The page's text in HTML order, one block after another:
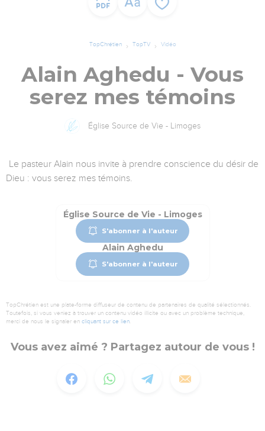
TopChrétien TopTV Vidéo
Alain Aghedu - Vous
serez mes témoins
Église Source de Vie - Limoges
Le pasteur Alain nous invite à prendre conscience du désir de
Dieu : vous serez mes témoins.
Église Source de Vie - Limoges
S'abonner à l'auteur
Alain Aghedu
S'abonner à l'auteur
TopChrétien est une plate-forme diffuseur de contenu de partenaires de qualité sélectionnés.
Toutefois, si vous veniez à trouver un contenu vidéo illicite ou avec un problème technique,
merci de nous le signaler en cliquant sur ce lien.
Vous avez aimé ? Partagez autour de vous !